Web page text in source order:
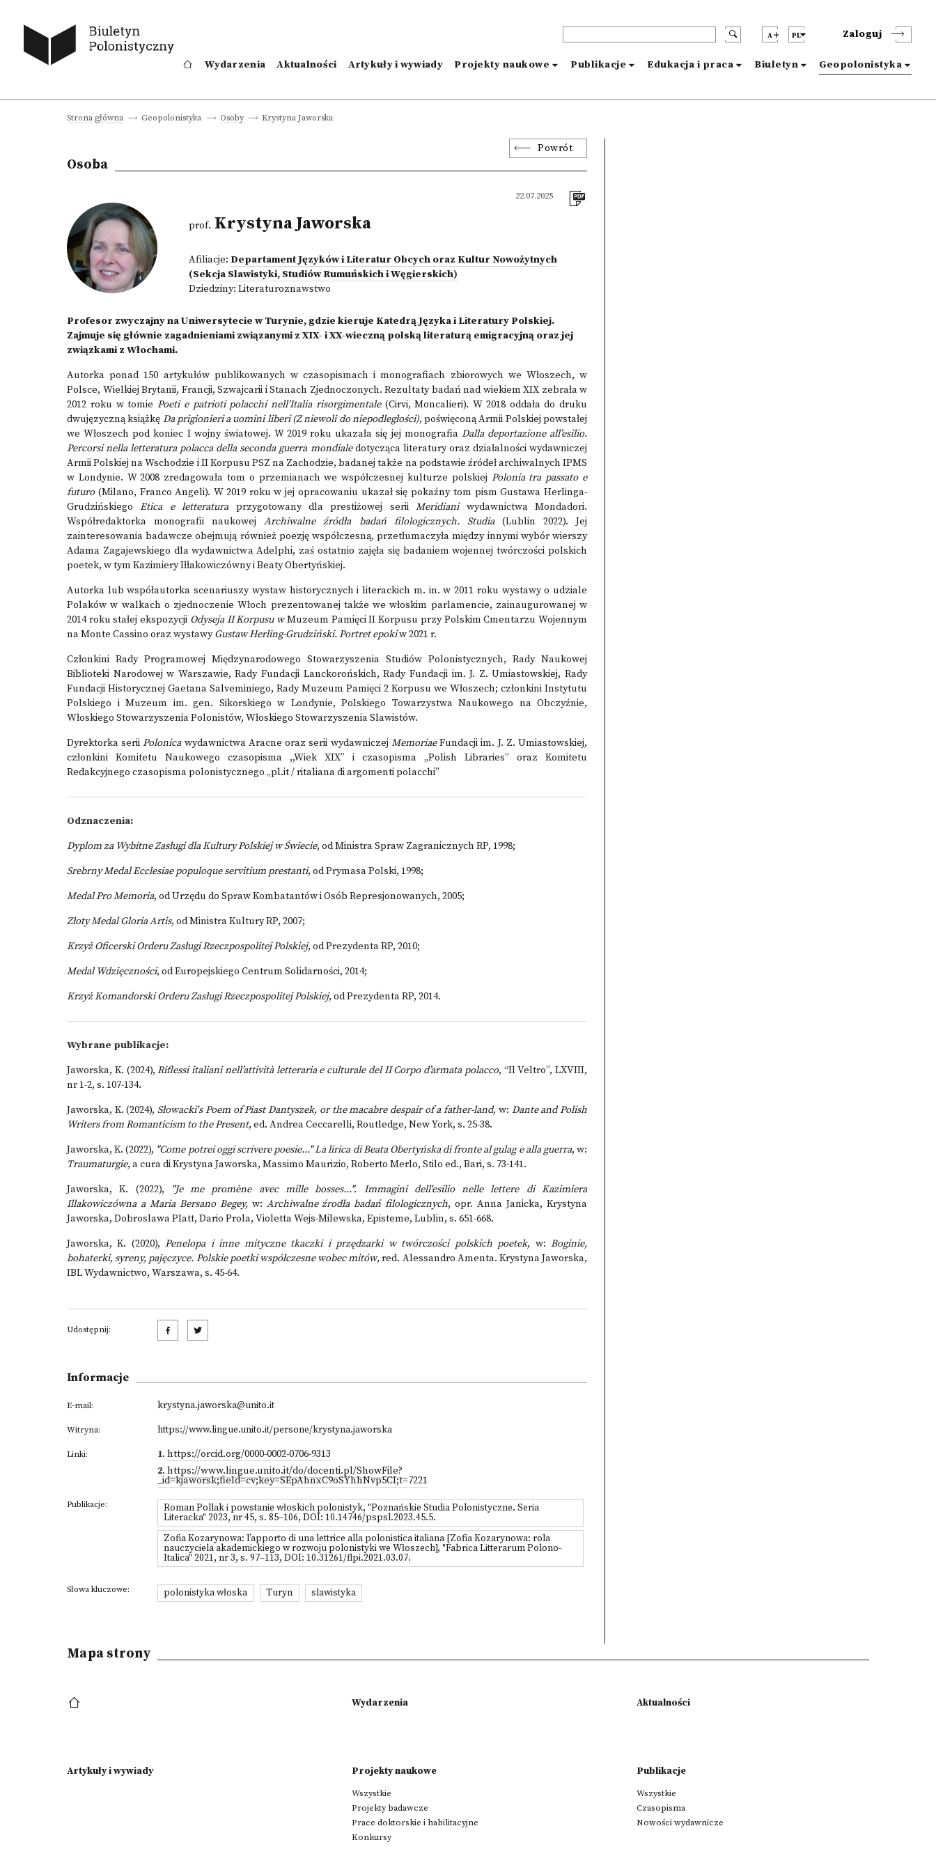
A PL Zaloguj
Wydarzenia Aktualności Artykuły i wywiady Projekty naukowe Publikacje Edukacja i praca Biuletyn Geopolonistyka
Strona główna Geopolonistyka Osoby Krystyna Jaworska
Powrót
Osoba
22.07.2025
prof. Krystyna Jaworska
Afiliacje: Departament Języków i Literatur Obcych oraz Kultur Nowożytnych
(Sekcja Slawistyki, Studiów Rumuńskich i Węgierskich)
Dziedziny: Literaturoznawstwo
Profesor zwyczajny na Uniwersytecie w Turynie, gdzie kieruje Katedrą Języka i Literatury Polskiej.
Zajmuje się głównie zagadnieniami związanymi z XIX- i XX-wieczną polską literaturą emigracyjną oraz jej
związkami z Włochami.
Autorka ponad 150 artykułów publikowanych w czasopismach i monografiach zbiorowych we Włoszech, w
Polsce, Wielkiej Brytanii, Francji, Szwajcarii i Stanach Zjednoczonych. Rezultaty badań nad wiekiem XIX zebrała w
2012 roku w tomie Poeti e patrioti polacchi nell’Italia risorgimentale(Cirvi, Moncalieri). W 2018 oddała do druku
dwujęzyczną książkę Da prigionieri a uomini liberi (Z niewoli do niepodległości), poświęconą Armii Polskiej powstałej
we Włoszech pod koniec I wojny światowej. W 2019 roku ukazała się jej monografia Dalla deportazione all’esilio.
Percorsi nella letteratura polacca della seconda guerra mondialedotycząca literatury oraz działalności wydawniczej
Armii Polskiej na Wschodzie i II Korpusu PSZ na Zachodzie, badanej także na podstawie źródeł archiwalnych IPMS
w Londynie. W 2008 zredagowała tom o przemianach we współczesnej kulturze polskiej Polonia tra passato e
futuro(Milano, Franco Angeli). W 2019 roku w jej opracowaniu ukazał się pokaźny tom pism Gustawa Herlinga-
GrudzińskiegoEtica e letteraturaprzygotowany dla prestiżowej seriiMeridianiwydawnictwa Mondadori.
Współredaktorka monografii naukowejArchiwalne źródła badań filologicznych. Studia(Lublin 2022). Jej
zainteresowania badawcze obejmują również poezję współczesną, przetłumaczyła między innymi wybór wierszy
Adama Zagajewskiego dla wydawnictwa Adelphi, zaś ostatnio zajęła się badaniem wojennej twórczości polskich
poetek, w tym Kazimiery Iłłakowiczówny i Beaty Obertyńskiej.
Autorka lub współautorka scenariuszy wystaw historycznych i literackich m. in. w 2011 roku wystawy o udziale
Polaków w walkach o zjednoczenie Włoch prezentowanej także we włoskim parlamencie, zainaugurowanej w
2014 roku stałej ekspozycji Odyseja II Korpusu wMuzeum Pamięci II Korpusu przy Polskim Cmentarzu Wojennym
na Monte Cassino oraz wystawyGustaw Herling-Grudziński. Portret epokiw 2021 r.
Członkini Rady Programowej Międzynarodowego Stowarzyszenia Studiów Polonistycznych, Rady Naukowej
Biblioteki Narodowej w Warszawie, Rady Fundacji Lanckorońskich, Rady Fundacji im. J. Z. Umiastowskiej, Rady
Fundacji Historycznej Gaetana Salveminiego, Rady Muzeum Pamięci 2 Korpusu we Włoszech; członkini Instytutu
Polskiego i Muzeum im. gen. Sikorskiego w Londynie, Polskiego Towarzystwa Naukowego na Obczyźnie,
Włoskiego Stowarzyszenia Polonistów, Włoskiego Stowarzyszenia Slawistów.
Dyrektorka seriiPolonicawydawnictwa Aracne oraz serii wydawniczej MemoriaeFundacji im. J. Z. Umiastowskiej,
członkini Komitetu Naukowego czasopisma ,,Wiek XIX” i czasopisma „Polish Libraries” oraz Komitetu
Redakcyjnego czasopisma polonistycznego „pl.it / ritaliana di argomenti polacchi”
Odznaczenia:
Dyplom za Wybitne Zasługi dla Kultury Polskiej w Świecie, od Ministra Spraw Zagranicznych RP, 1998;
Srebrny Medal Ecclesiae populoque servitium prestanti, od Prymasa Polski, 1998;
Medal Pro Memoria, od Urzędu do Spraw Kombatantów i Osób Represjonowanych, 2005;
Złoty Medal Gloria Artis, od Ministra Kultury RP, 2007;
Krzyż Oficerski Orderu Zasługi Rzeczpospolitej Polskiej, od Prezydenta RP, 2010;
Medal Wdzięczności, od Europejskiego Centrum Solidarności, 2014;
Krzyż Komandorski Orderu Zasługi Rzeczpospolitej Polskiej, od Prezydenta RP, 2014.
Wybrane publikacje:
Jaworska, K. (2024),Riflessi italiani nell’attività letteraria e culturale del II Corpo d’armata polacco, “Il Veltro”, LXVIII,
nr 1-2, s. 107-134.
Jaworska, K. (2024),Słowacki's Poem of Piast Dantyszek, or the macabre despair of a father-land, w: Dante and Polish
Writers from Romanticism to the Present, ed. Andrea Ceccarelli, Routledge, New York, s. 25-38.
Jaworska, K. (2022), "Come potrei oggi scrivere poesie..." La lirica di Beata Obertyńska di fronte al gulag e alla guerra, w:
Traumaturgie, a cura di Krystyna Jaworska, Massimo Maurizio, Roberto Merlo, Stilo ed., Bari, s. 73-141.
Jaworska, K. (2022),
"Je me promène avec mille bosses...". Immagini dell'esilio nelle lettere di Kazimiera
Illakowiczówna a Maria Bersano Begey, w: Archiwalne źrodła badań filologicznych, opr. Anna Janicka, Krystyna
Jaworska, Dobroslawa Platt, Dario Prola, Violetta Wejs-Milewska, Episteme, Lublin, s. 651-668.
Jaworska, K. (2020),Penelopa i inne mityczne tkaczki i przędzarki w twórczości polskich poetek, w:Boginie,
bohaterki, syreny, pajęczyce. Polskie poetki współczesne wobec mitów, red. Alessandro Amenta. Krystyna Jaworska,
IBL Wydawnictwo, Warszawa, s. 45-64.
Udostępnij:
Informacje
E-mail: krystyna.jaworska@unito.it
Witryna: https://www.lingue.unito.it/persone/krystyna.jaworska
Linki: 1. https://orcid.org/0000-0002-0706-9313
2. https://www.lingue.unito.it/do/docenti.pl/ShowFile?
_id=kjaworsk;field=cv;key=SEpAhnxC9oSYhhNvp5CI;t=7221
Publikacje: Roman Pollak i powstanie włoskich polonistyk, "Poznańskie Studia Polonistyczne. Seria
Literacka" 2023, nr 45, s. 85–106, DOI: 10.14746/pspsl.2023.45.5.
Zofia Kozarynowa: l’apporto di una lettrice alla polonistica italiana [Zofia Kozarynowa: rola
nauczyciela akademickiego w rozwoju polonistyki we Włoszech], "Fabrica Litterarum Polono-
Italica" 2021, nr 3, s. 97–113, DOI: 10.31261/flpi.2021.03.07.
Słowa kluczowe: polonistyka włoska Turyn slawistyka
Mapa strony
Wydarzenia Aktualności
Artykuły i wywiady Projekty naukowe
Wszystkie
Projekty badawcze
Prace doktorskie i habilitacyjne
Konkursy
Publikacje
Wszystkie
Czasopisma
Nowości wydawnicze